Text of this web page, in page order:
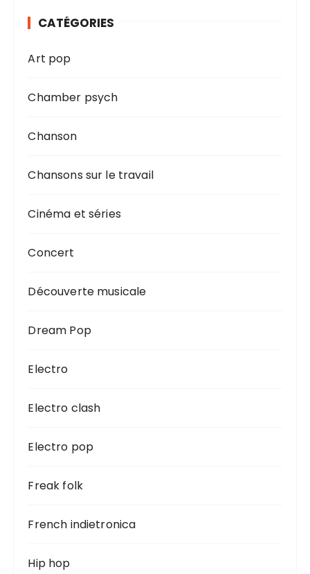
CATÉGORIES
Art pop
Chamber psych
Chanson
Chansons sur le travail
Cinéma et séries
Concert
Découverte musicale
Dream Pop
Electro
Electro clash
Electro pop
Freak folk
French indietronica
Hip hop